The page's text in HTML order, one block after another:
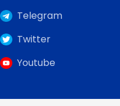
Telegram
Twitter
Youtube